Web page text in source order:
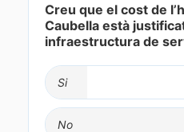
Creu que el cost de
Caubella està
infraestructura de
Si
No